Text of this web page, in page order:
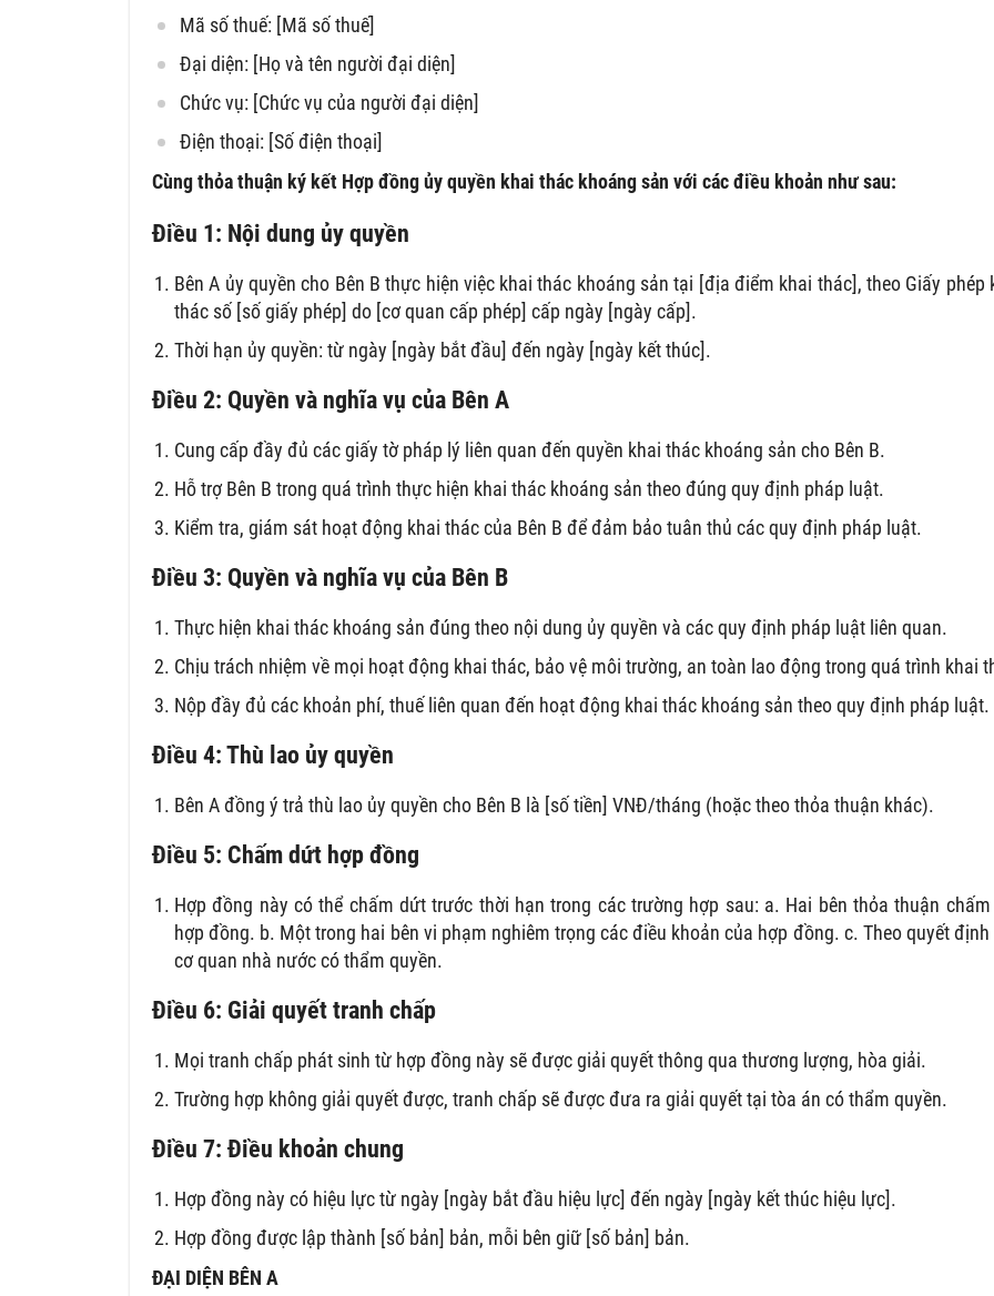
Mã số thuế: [Mã số thuế]
Đại diện: [Họ và tên người đại diện]
Chức vụ: [Chức vụ của người đại diện]
Điện thoại: [Số điện thoại]
Cùng thỏa thuận ký kết Hợp đồng ủy quyền khai thác khoáng sản với các điều khoản như sau:
Điều 1: Nội dung ủy quyền
Bên A ủy quyền cho Bên B thực hiện việc khai thác khoáng sản tại [địa điểm khai thác], theo Giấy phép
thác số [số giấy phép] do [cơ quan cấp phép] cấp ngày [ngày cấp].
Thời hạn ủy quyền: từ ngày [ngày bắt đầu] đến ngày [ngày kết thúc].
Điều 2: Quyền và nghĩa vụ của Bên A
Cung cấp đầy đủ các giấy tờ pháp lý liên quan đến quyền khai thác khoáng sản cho Bên B.
Hỗ trợ Bên B trong quá trình thực hiện khai thác khoáng sản theo đúng quy định pháp luật.
Kiểm tra, giám sát hoạt động khai thác của Bên B để đảm bảo tuân thủ các quy định pháp luật.
Điều 3: Quyền và nghĩa vụ của Bên B
Thực hiện khai thác khoáng sản đúng theo nội dung ủy quyền và các quy định pháp luật liên quan.
Chịu trách nhiệm về mọi hoạt động khai thác, bảo vệ môi trường, an toàn lao động trong quá trình khai
Nộp đầy đủ các khoản phí, thuế liên quan đến hoạt động khai thác khoáng sản theo quy định pháp luật.
Điều 4: Thù lao ủy quyền
Bên A đồng ý trả thù lao ủy quyền cho Bên B là [số tiền] VNĐ/tháng (hoặc theo thỏa thuận khác).
Điều 5: Chấm dứt hợp đồng
Hợp đồng này có thể chấm dứt trước thời hạn trong các trường hợp sau: a. Hai bên thỏa thuận
hợp đồng. b. Một trong hai bên vi phạm nghiêm trọng các điều khoản của hợp đồng. c. Theo quyết định
cơ quan nhà nước có thẩm quyền.
Điều 6: Giải quyết tranh chấp
Mọi tranh chấp phát sinh từ hợp đồng này sẽ được giải quyết thông qua thương lượng, hòa giải.
Trường hợp không giải quyết được, tranh chấp sẽ được đưa ra giải quyết tại tòa án có thẩm quyền.
Điều 7: Điều khoản chung
Hợp đồng này có hiệu lực từ ngày [ngày bắt đầu hiệu lực] đến ngày [ngày kết thúc hiệu lực].
Hợp đồng được lập thành [số bản] bản, mỗi bên giữ [số bản] bản.
ĐẠI DIỆN BÊN A